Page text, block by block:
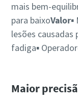
mais bem-
para baixoValor▪
lesões causadas
fadiga▪
Maior